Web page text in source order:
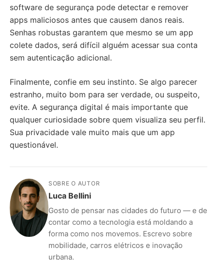
software de segurança pode detectar e remover
apps maliciosos antes que causem danos reais.
Senhas robustas garantem que mesmo se um app
colete dados, será difícil alguém acessar sua conta
sem autenticação adicional.
Finalmente, confie em seu instinto. Se algo parecer
estranho, muito bom para ser verdade, ou suspeito,
evite. A segurança digital é mais importante que
qualquer curiosidade sobre quem visualiza seu perfil.
Sua privacidade vale muito mais que um app
questionável.
SOBRE O AUTOR
Luca Bellini
Gosto de pensar nas cidades do futuro — e de
contar como a tecnologia está moldando a
forma como nos movemos. Escrevo sobre
mobilidade, carros elétricos e inovação
urbana.